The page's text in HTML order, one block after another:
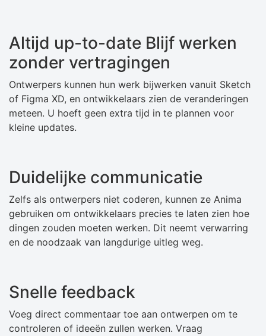
Altijd up-to-date Blijf werken
zonder vertragingen
Ontwerpers kunnen hun werk bijwerken vanuit Sketch
of Figma XD, en ontwikkelaars zien de veranderingen
meteen. U hoeft geen extra tijd in te plannen voor
kleine updates.
Duidelijke communicatie
Zelfs als ontwerpers niet coderen, kunnen ze Anima
gebruiken om ontwikkelaars precies te laten zien hoe
dingen zouden moeten werken. Dit neemt verwarring
en de noodzaak van langdurige uitleg weg.
Snelle feedback
Voeg direct commentaar toe aan ontwerpen om te
controleren of ideeën zullen werken. Vraag